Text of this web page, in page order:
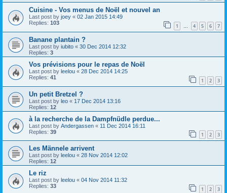
Cuisine - Vos menus de Noël et nouvel an
Last post by joey « 02 Jan 2015 14:49
Replies: 103 1 … 4 5 6 7
Banane plantain ?
Last post by iubito « 30 Dec 2014 12:32
Replies: 3
Vos prévisions pour le repas de Noël
Last post by leelou « 28 Dec 2014 14:25
Replies: 41 1 2 3
Un petit Bretzel ?
Last post by leo « 17 Dec 2014 13:16
Replies: 12
à la recherche de la Dampfnüdle perdue...
Last post by Andergassen « 11 Dec 2014 16:11
Replies: 39 1 2 3
Les Männele arrivent
Last post by leelou « 28 Nov 2014 12:02
Replies: 12
Le riz
Last post by leelou « 04 Nov 2014 11:32
Replies: 33 1 2 3